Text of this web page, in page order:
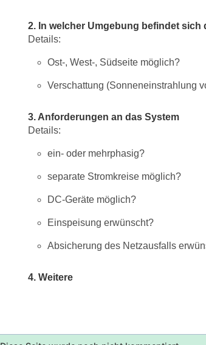
2. In welcher Umgebung befindet sich
Details:
Ost-, West-, Südseite möglich?
Verschattung (Sonneneinstrahlung
3. Anforderungen an das System
Details:
ein- oder mehrphasig?
separate Stromkreise möglich?
DC-Geräte möglich?
Einspeisung erwünscht?
Absicherung des Netzausfalls
4. Weitere